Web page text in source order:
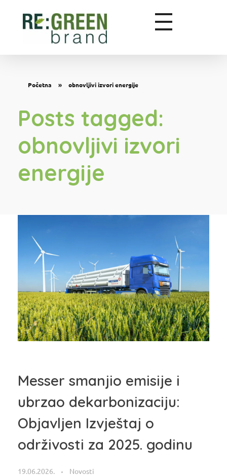
Početna » obnovljivi izvori energije
Posts tagged:
obnovljivi izvori
energije
Messer smanjio emisije i
ubrzao dekarbonizaciju:
Objavljen Izvještaj o
održivosti za 2025. godinu
19.06.2026. Novosti